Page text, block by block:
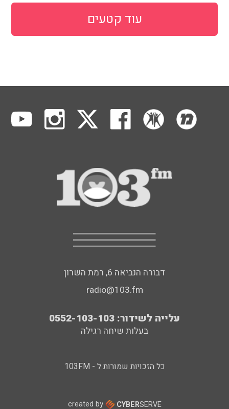
עוד קטעים
דבורה הנביאה 6, רמת השרון
radio@103.fm
עלייה לשידור: 0552-103-103
בעלות שיחה רגילה
כל הזכויות שמורות ל - 103FM
created by CYBERSERVE